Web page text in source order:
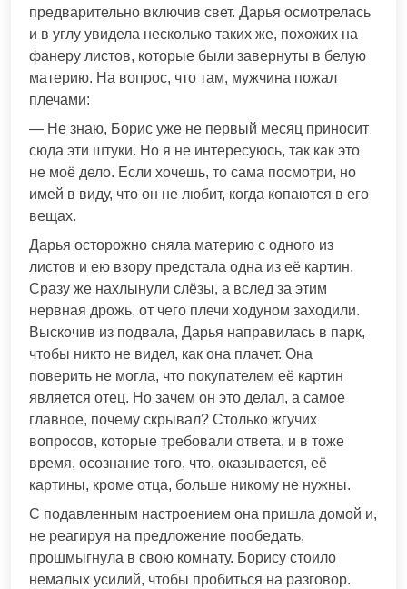
предварительно включив свет. Дарья осмотрелась
и в углу увидела несколько таких же, похожих на
фанеру листов, которые были завернуты в белую
материю. На вопрос, что там, мужчина пожал
плечами:
— Не знаю, Борис уже не первый месяц приносит
сюда эти штуки. Но я не интересуюсь, так как это
не моё дело. Если хочешь, то сама посмотри, но
имей в виду, что он не любит, когда копаются в его
вещах.
Дарья осторожно сняла материю с одного из
листов и ею взору предстала одна из её картин.
Сразу же нахлынули слёзы, а вслед за этим
нервная дрожь, от чего плечи ходуном заходили.
Выскочив из подвала, Дарья направилась в парк,
чтобы никто не видел, как она плачет. Она
поверить не могла, что покупателем её картин
является отец. Но зачем он это делал, а самое
главное, почему скрывал? Столько жгучих
вопросов, которые требовали ответа, и в тоже
время, осознание того, что, оказывается, её
картины, кроме отца, больше никому не нужны.
С подавленным настроением она пришла домой и,
не реагируя на предложение пообедать,
прошмыгнула в свою комнату. Борису стоило
немалых усилий, чтобы пробиться на разговор.